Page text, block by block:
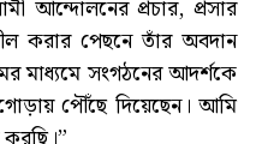
আন্দোলনের প্রচার, প্রসার
করার পেছনে তাঁর অবদান
মাধ্যমে সংগঠনের আদর্শকে
পৌঁছে দিয়েছেন। আমি